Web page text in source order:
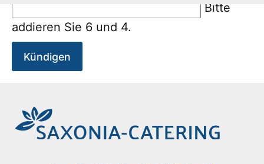
Bitte
addieren Sie 6 und 4.
Kündigen